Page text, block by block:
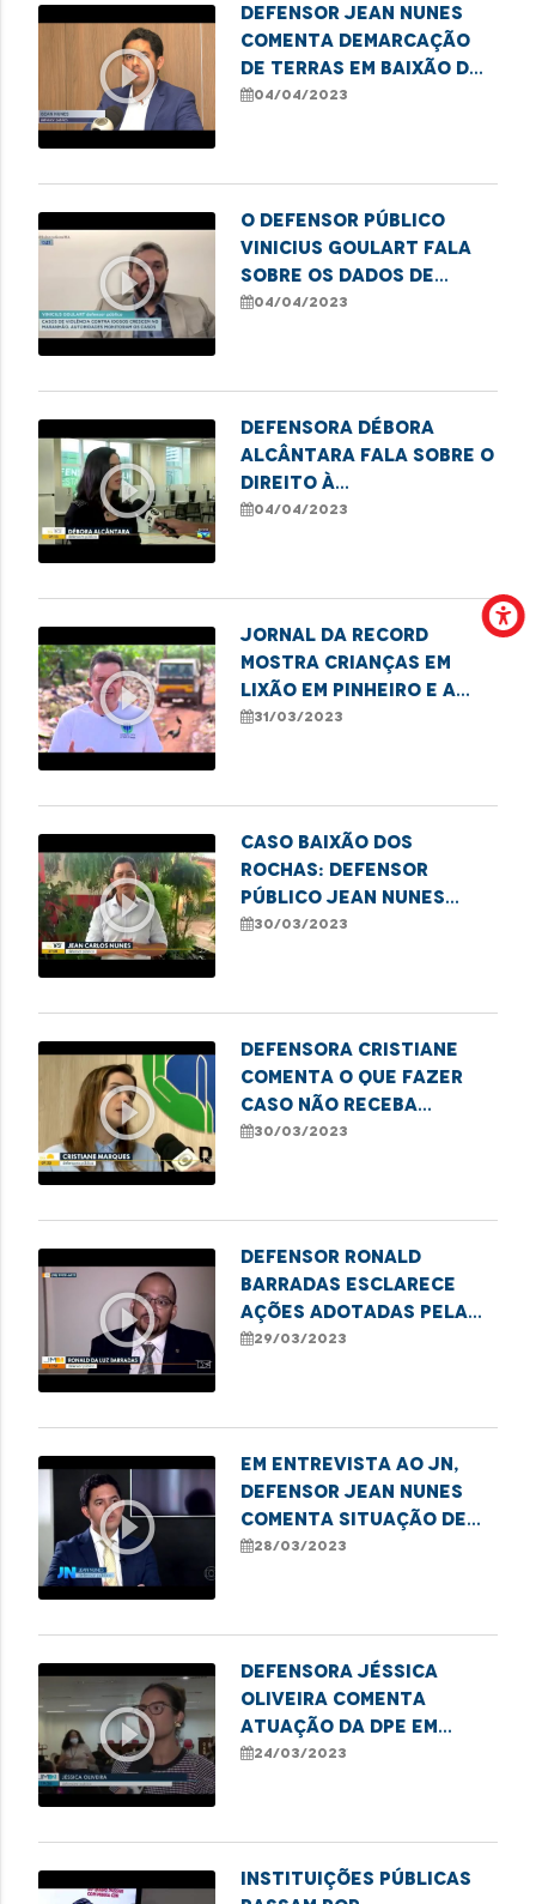
play_circle_outline
Defensor Jean Nunes
comenta demarcação
de terras em Baixão dos
Rochas por
04/04/2023
play_circle_outline
O defensor público
Vinicius Goulart fala
sobre os dados de
violência contra
04/04/2023
play_circle_outline
Defensora Débora
Alcântara fala sobre o
direito à
documentação civil
04/04/2023
play_circle_outline
Jornal da Record
mostra crianças em
lixão em Pinheiro e a
atuação da DPE/MA em
31/03/2023
play_circle_outline
Caso Baixão dos
Rochas: Defensor
público Jean Nunes
acompanha inspeção na
30/03/2023
play_circle_outline
Defensora Cristiane
comenta o que fazer
caso não receba
socorro em acidentes
30/03/2023
play_circle_outline
Defensor Ronald
Barradas esclarece
ações adotadas pela
DPE/MA para minimizar
Buriticupu
29/03/2023
play_circle_outline
Em entrevista ao JN,
Defensor Jean Nunes
comenta situação de
comunidade em São
28/03/2023
play_circle_outline
Defensora Jéssica
Oliveira comenta
atuação da DPE em
casos de violência
24/03/2023
Instituições públicas